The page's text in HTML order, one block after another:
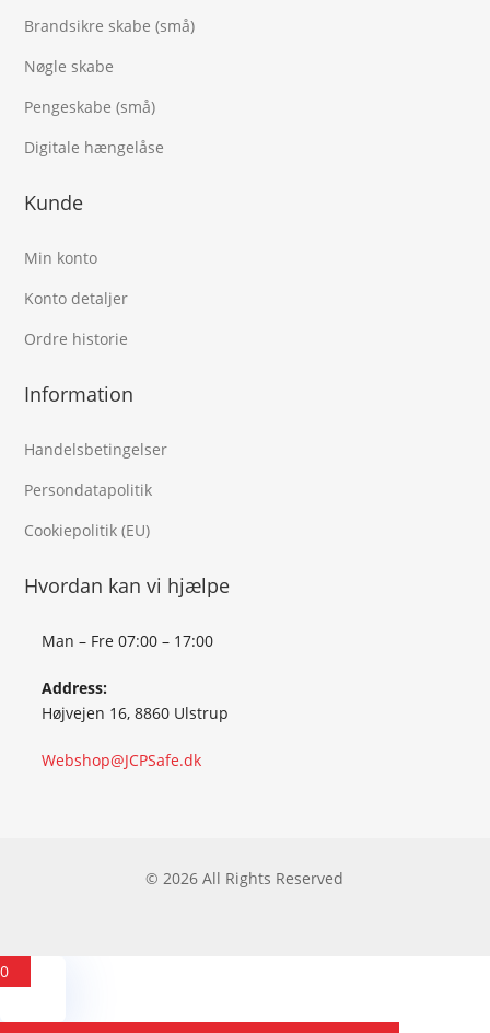
Brandsikre skabe (små)
Nøgle skabe
Pengeskabe (små)
Digitale hængelåse
Kunde
Min konto
Konto detaljer
Ordre historie
Information
Handelsbetingelser
Persondatapolitik
Cookiepolitik (EU)
Hvordan kan vi hjælpe
Man – Fre 07:00 – 17:00
Address:
Højvejen 16, 8860 Ulstrup
Webshop@JCPSafe.dk
© 2026 All Rights Reserved
0